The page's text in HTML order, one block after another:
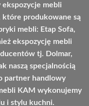
mebli
które produkowane są
mebli: Etap Sofa,
ekspozycję mebli
tj. Dolmar,
naszą specjalnością
partner handlowy
KAM wykonujemy
i stylu kuchni.